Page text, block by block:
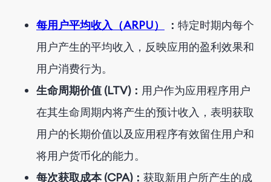
每用户平均收入（ARPU） ： 特定时期内每个
用户产生的平均收入，反映应用的盈利效果和
用户消费行为。
生命周期价值 (LTV)： 用户作为应用程序用户
在其生命周期内将产生的预计收入，表明获取
用户的长期价值以及应用程序有效留住用户和
将用户货币化的能力。
每次获取成本 (CPA)： 获取新用户所产生的成